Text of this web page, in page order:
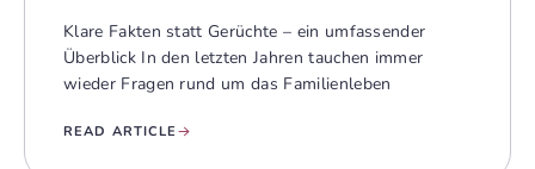
Klare Fakten statt Gerüchte – ein umfassender
Überblick In den letzten Jahren tauchen immer
wieder Fragen rund um das Familienleben
READ ARTICLE